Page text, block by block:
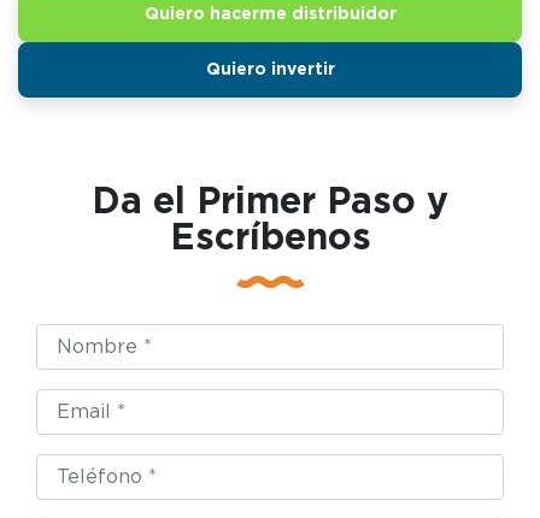
Quiero hacerme distribuidor
Quiero invertir
Da el Primer Paso y
Escríbenos